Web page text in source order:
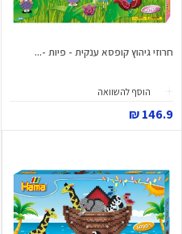
חרוזי גיהוץ קופסא ענקית - פיות -...
הוסף להשוואה
146.9 ₪